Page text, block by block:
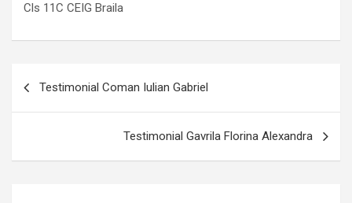
Cls 11C CEIG Braila
Testimonial Coman Iulian Gabriel
Testimonial Gavrila Florina Alexandra